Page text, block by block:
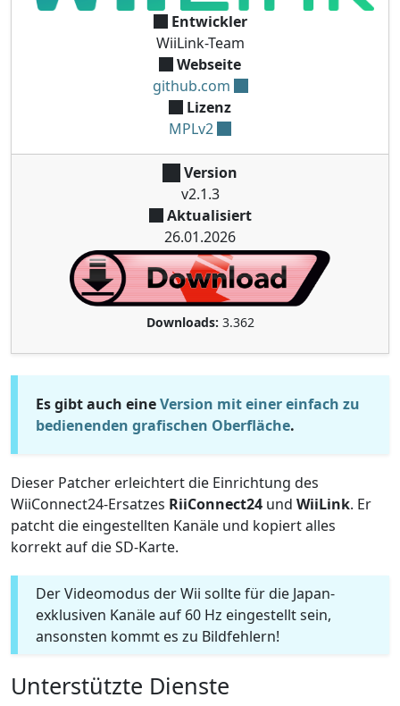
Entwickler
WiiLink-Team
Webseite
github.com
Lizenz
MPLv2
Version
v2.1.3
Aktualisiert
26.01.2026
Downloads: 3.362
Es gibt auch eineVersion mit einer einfach zu
bedienenden grafischen Oberfläche.
Dieser Patcher erleichtert die Einrichtung des
WiiConnect24-Ersatzes RiiConnect24 und WiiLink. Er
patcht die eingestellten Kanäle und kopiert alles
korrekt auf die SD-Karte.
Der Videomodus der Wii sollte für die Japan-
exklusiven Kanäle auf 60 Hz eingestellt sein,
ansonsten kommt es zu Bildfehlern!
Unterstützte Dienste